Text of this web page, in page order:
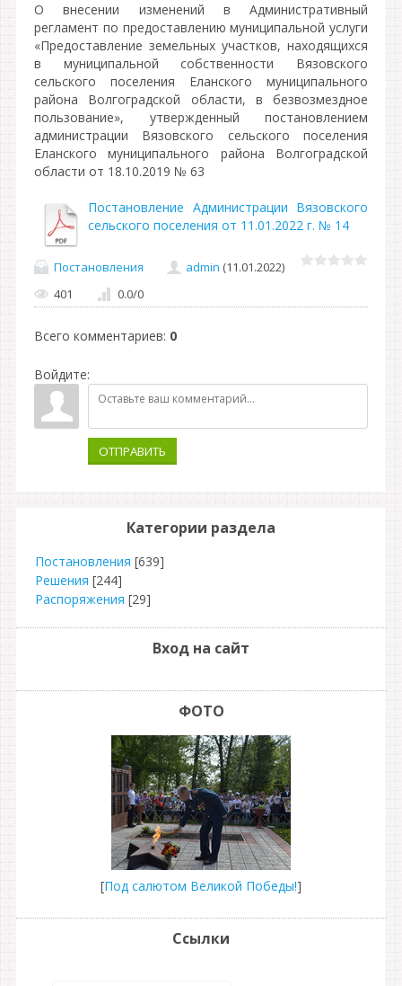
О внесении изменений в Административный
регламент по предоставлению муниципальной услуги
«Предоставление земельных участков, находящихся
в муниципальной собственности Вязовского
сельского поселения Еланского муниципального
района Волгоградской области, в безвозмездное
пользование», утвержденный постановлением
администрации Вязовского сельского поселения
Еланского муниципального района Волгоградской
области от 18.10.2019 № 63
Постановление Администрации Вязовского
сельского поселения от 11.01.2022 г. № 14
Постановления admin (11.01.2022)
401
0.0/0
Всего комментариев: 0
Войдите:
ОТПРАВИТЬ
Категории раздела
Постановления [639]
Решения [244]
Распоряжения [29]
Вход на сайт
ФОТО
[Под салютом Великой Победы!]
Ссылки